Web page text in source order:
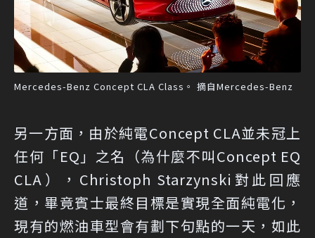
Mercedes-Benz Concept CLA Class。 摘自Mercedes-Benz
另一方面，由於純電Concept CLA並未冠上
任何「EQ」之名（為什麼不叫Concept EQ
CLA），Christoph Starzynski對此回應
道，畢竟賓士最終目標是實現全面純電化，
現有的燃油車型會有劃下句點的一天，如此